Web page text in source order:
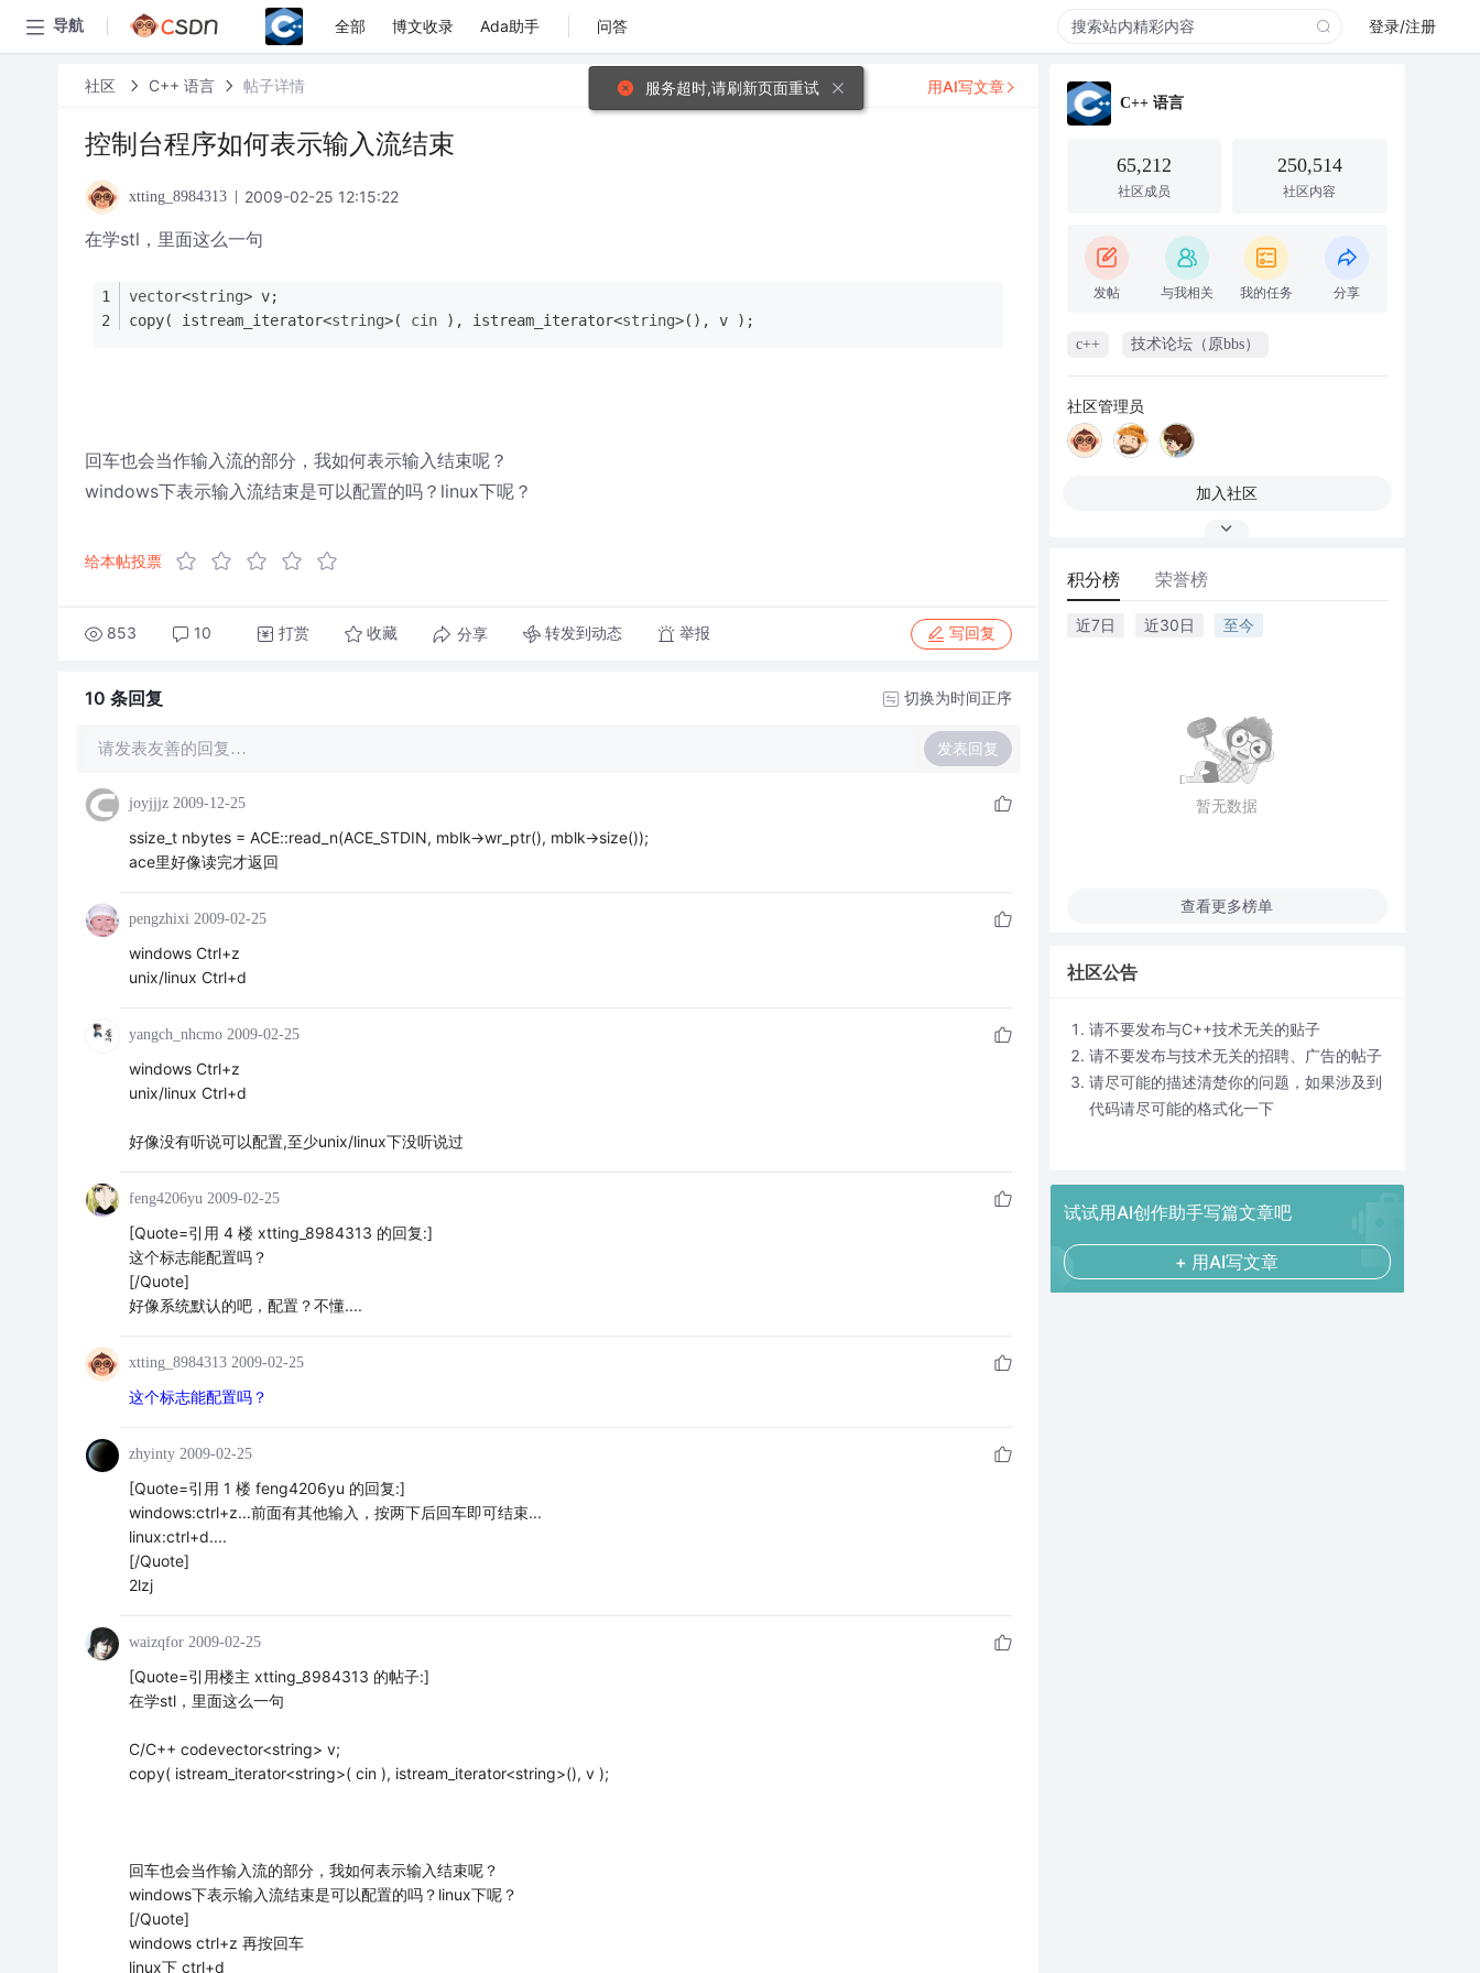
导航 全部 博文收录 Ada助手 问答 登录/注册
社区 C++ 语言 帖子详情
控制台程序如何表示输入流结束
xtting_8984313 2009-02-25 12:15:22
在学stl，里面这么一句
vector<string> v;
copy( istream_iterator<string>( cin ), istream_iterator<string>(), v );
回车也会当作输入流的部分，我如何表示输入结束呢？
windows下表示输入流结束是可以配置的吗？linux下呢？
给本帖投票
853 10 打赏 收藏 分享 转发到动态 举报 写回复
用AI写文章
10 条回复 切换为时间正序
请发表友善的回复… 发表回复
joyjjjz 2009-12-25
ssize_t nbytes = ACE::read_n(ACE_STDIN, mblk->wr_ptr(), mblk->size());
ace里好像读完才返回
pengzhixi 2009-02-25
windows Ctrl+z
unix/linux Ctrl+d
yangch_nhcmo 2009-02-25
windows Ctrl+z
unix/linux Ctrl+d
好像没有听说可以配置,至少unix/linux下没听说过
feng4206yu 2009-02-25
[Quote=引用 4 楼 xtting_8984313 的回复:]
这个标志能配置吗？
[/Quote]
好像系统默认的吧，配置？不懂....
xtting_8984313 2009-02-25
这个标志能配置吗？
zhyinty 2009-02-25
[Quote=引用 1 楼 feng4206yu 的回复:]
windows:ctrl+z...前面有其他输入，按两下后回车即可结束...
linux:ctrl+d....
[/Quote]
2lzj
waizqfor 2009-02-25
[Quote=引用楼主 xtting_8984313 的帖子:]
在学stl，里面这么一句
C/C++ codevector<string> v;
copy( istream_iterator<string>( cin ), istream_iterator<string>(), v );
回车也会当作输入流的部分，我如何表示输入结束呢？
windows下表示输入流结束是可以配置的吗？linux下呢？
[/Quote]
windows ctrl+z 再按回车
linux下 ctrl+d
C++ 语言
65,212
社区成员
250,514
社区内容
发帖 与我相关 我的任务 分享
c++ 技术论坛（原bbs）
社区管理员
加入社区
积分榜 荣誉榜
近7日 近30日 至今
暂无数据
查看更多榜单
社区公告
请不要发布与C++技术无关的贴子
请不要发布与技术无关的招聘、广告的帖子
请尽可能的描述清楚你的问题，如果涉及到
代码请尽可能的格式化一下
试试用AI创作助手写篇文章吧
+ 用AI写文章
服务超时,请刷新页面重试